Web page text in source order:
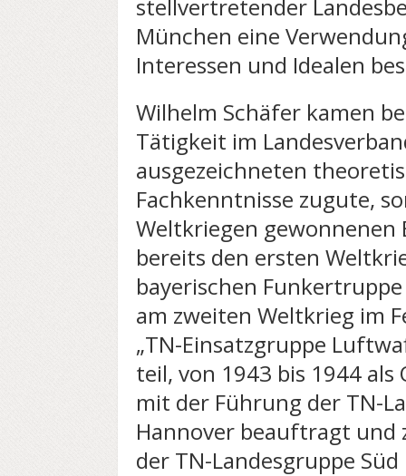
stellvertretender
München eine
Interessen und Idealen
Wilhelm Schäfer kamen
Tätigkeit im
ausgezeichneten
Fachkenntnisse zugute,
Weltkriegen
bereits den ersten
bayerischen
am zweiten Weltkrieg im
„TN-Einsatzgruppe
teil, von 1943 bis 1944
mit der Führung der TN-
Hannover beauftragt und
der TN-Landesgruppe